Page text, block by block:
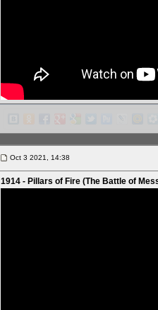
Oct 3 2021, 14:38
1914 - Pillars of Fire (The Battle of